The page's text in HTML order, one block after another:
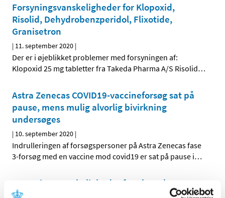
Forsyningsvanskeligheder for Klopoxid,
Risolid, Dehydrobenzperidol, Flixotide,
Granisetron
| 11. september 2020 |
Der er i øjeblikket problemer med forsyningen af:
Klopoxid 25 mg tabletter fra Takeda Pharma A/S Risolid…
Astra Zenecas COVID19-vaccineforsøg sat på
pause, mens mulig alvorlig bivirkning
undersøges
| 10. september 2020 |
Indrulleringen af forsøgspersoner på Astra Zenecas fase
3-forsøg med en vaccine mod covid19 er sat på pause i…
Forsyningsvanskeligheder for Abstral og
Digoxin